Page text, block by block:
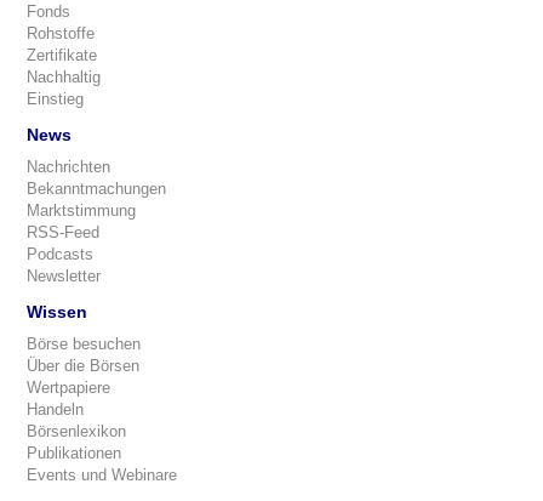
Fonds
Rohstoffe
Zertifikate
Nachhaltig
Einstieg
News
Nachrichten
Bekanntmachungen
Marktstimmung
RSS-Feed
Podcasts
Newsletter
Wissen
Börse besuchen
Über die Börsen
Wertpapiere
Handeln
Börsenlexikon
Publikationen
Events und Webinare